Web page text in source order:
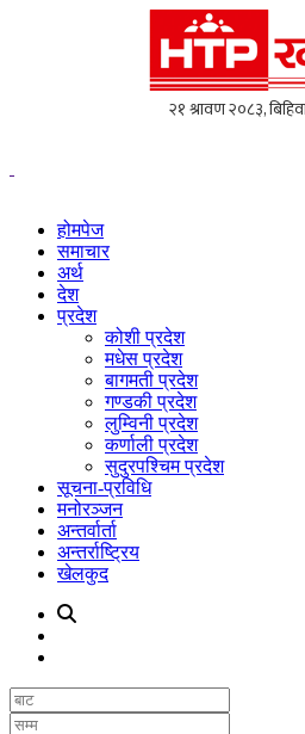
होमपेज
समाचार
अर्थ
देश
प्रदेश
कोशी प्रदेश
मधेस प्रदेश
बागमती प्रदेश
गण्डकी प्रदेश
लुम्विनी प्रदेश
कर्णाली प्रदेश
सुदुरपश्चिम प्रदेश
सूचना-प्रविधि
मनोरञ्जन
अन्तर्वार्ता
अन्तर्राष्ट्रिय
खेलकुद